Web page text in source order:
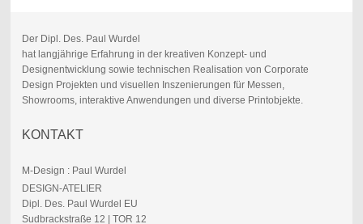
Der Dipl. Des. Paul Wurdel
hat langjährige Erfahrung in der kreativen Konzept- und
Designentwicklung sowie technischen Realisation von Corporate
Design Projekten und visuellen Inszenierungen für Messen,
Showrooms, interaktive Anwendungen und diverse Printobjekte.
KONTAKT
M-Design : Paul Wurdel
DESIGN-ATELIER
Dipl. Des. Paul Wurdel EU
Sudbrackstraße 12 | TOR 12